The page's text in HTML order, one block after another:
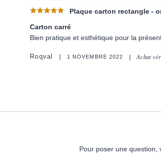
Plaque carton rectangle -
Carton carré
Bien pratique et esthétique pour la
Roqval 1 NOVEMBRE 2022 Achat
Pour poser une question,